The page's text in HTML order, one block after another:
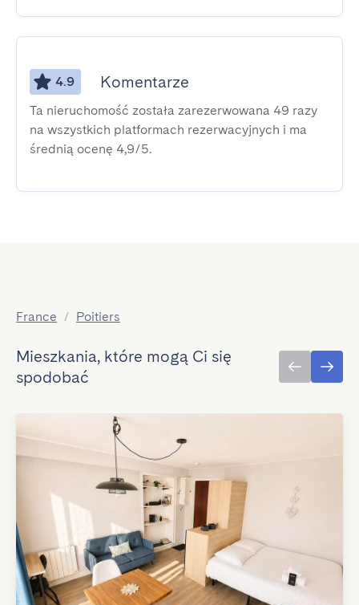
4.9 Komentarze
Ta nieruchomość została zarezerwowana 49 razy
na wszystkich platformach rezerwacyjnych i ma
średnią ocenę 4,9/5.
France / Poitiers
Mieszkania, które mogą Ci się
spodobać